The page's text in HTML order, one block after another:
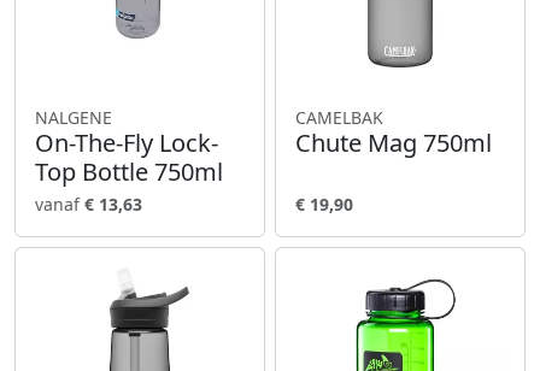
NALGENE
On-The-Fly Lock-
Top Bottle 750ml
vanaf€ 13,63
CAMELBAK
Chute Mag 750ml
€ 19,90